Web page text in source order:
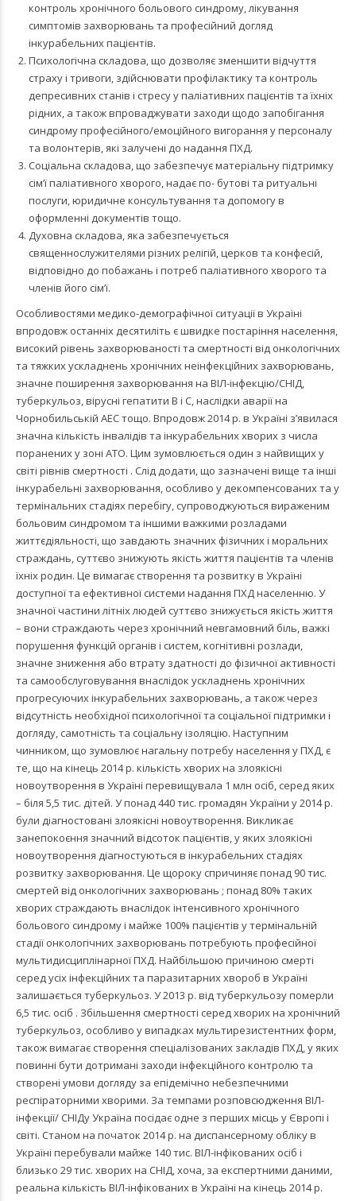
контроль хронічного больового синдрому, лікування
симптомів захворювань та професійний догляд
інкурабельних пацієнтів.
Психологічна складова, що дозволяє зменшити відчуття
страху і тривоги, здійснювати профілактику та контроль
депресивних станів і стресу у паліативних пацієнтів та їхніх
рідних, а також впроваджувати заходи щодо запобігання
синдрому професійного/емоційного вигорання у персоналу
та волонтерів, які залучені до надання ПХД.
Соціальна складова, що забезпечує матеріальну підтримку
сім’ї паліативного хворого, надає по- бутові та ритуальні
послуги, юридичне консультування та допомогу в
оформленні документів тощо.
Духовна складова, яка забезпечується
священнослужителями різних релігій, церков та конфесій,
відповідно до побажань і потреб паліативного хворого та
членів його сім’ї.
Особливостями медико-демографічної ситуації в Україні
впродовж останніх десятиліть є швидке постаріння населення,
високий рівень захворюваності та смертності від онкологічних
та тяжких ускладнень хронічних неінфекційних захворювань,
значне поширення захворювання на ВІЛ-інфекцію/СНІД,
туберкульоз, вірусні гепатити В і С, наслідки аварії на
Чорнобильській АЕС тощо. Впродовж 2014 р. в Україні з’явилася
значна кількість інвалідів та інкурабельних хворих з числа
поранених у зоні АТО. Цим зумовлюється один з найвищих у
світі рівнів смертності . Слід додати, що зазначені вище та інші
інкурабельні захворювання, особливо у декомпенсованих та у
термінальних стадіях перебігу, супроводжуються вираженим
больовим синдромом та іншими важкими розладами
життєдіяльності, що завдають значних фізичних і моральних
страждань, суттєво знижують якість життя пацієнтів та членів
їхніх родин. Це вимагає створення та розвитку в Україні
доступної та ефективної системи надання ПХД населенню. У
значної частини літніх людей суттєво знижується якість життя
– вони страждають через хронічний невгамовний біль, важкі
порушення функцій органів і систем, когнітивні розлади,
значне зниження або втрату здатності до фізичної активності
та самообслуговування внаслідок ускладнень хронічних
прогресуючих інкурабельних захворювань, а також через
відсутність необхідної психологічної та соціальної підтримки і
догляду, самотність та соціальну ізоляцію. Наступним
чинником, що зумовлює нагальну потребу населення у ПХД, є
те, що на кінець 2014 р. кількість хворих на злоякісні
новоутворення в Україні перевищувала 1 млн осіб, серед яких
– біля 5,5 тис. дітей. У понад 440 тис. громадян України у 2014 р.
були діагностовані злоякісні новоутворення. Викликає
занепокоєння значний відсоток пацієнтів, у яких злоякісні
новоутворення діагностуються в інкурабельних стадіях
розвитку захворювання. Це щороку спричиняє понад 90 тис.
смертей від онкологічних захворювань ; понад 80% таких
хворих страждають внаслідок інтенсивного хронічного
больового синдрому і майже 100% пацієнтів у термінальній
стадії онкологічних захворювань потребують професійної
мультидисциплінарної ПХД. Найбільшою причиною смерті
серед усіх інфекційних та паразитарних хвороб в Україні
залишається туберкульоз. У 2013 р. від туберкульозу померли
6,5 тис. осіб . Збільшення смертності серед хворих на хронічний
туберкульоз, особливо у випадках мультирезистентних форм,
також вимагає створення спеціалізованих закладів ПХД, у яких
повинні бути дотримані заходи інфекційного контролю та
створені умови догляду за епідемічно небезпечними
респіраторними хворими. За темпами розповсюдження ВІЛ-
інфекції/ СНІДу Україна посідає одне з перших місць у Європі і
світі. Станом на початок 2014 р. на диспансерному обліку в
Україні перебували майже 140 тис. ВІЛ-інфікованих осіб і
близько 29 тис. хворих на СНІД, хоча, за експертними даними,
реальна кількість ВІЛ-інфікованих в Україні на кінець 2014 р.